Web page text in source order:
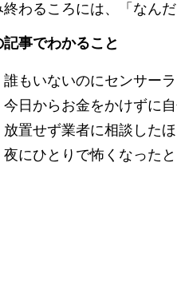
終わるころには、「なん
記事でわかること
誰もいないのにセンサー
今日からお金をかけずに
放置せず業者に相談した
夜にひとりで怖くなった